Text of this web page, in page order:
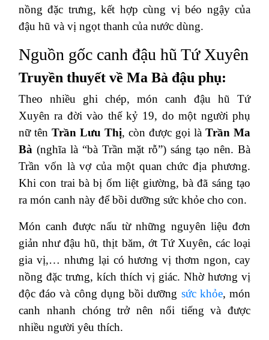
nồng đặc trưng, kết hợp cùng vị béo ngậy của
đậu hũ và vị ngọt thanh của nước dùng.
Nguồn gốc canh đậu hũ Tứ Xuyên
Truyền thuyết về Ma Bà đậu phụ:
Theo nhiều ghi chép, món canh đậu hũ Tứ
Xuyên ra đời vào thế kỷ 19, do một người phụ
nữ tên Trần Lưu Thị, còn được gọi là Trần Ma
Bà (nghĩa là “bà Trần mặt rỗ”) sáng tạo nên. Bà
Trần vốn là vợ của một quan chức địa phương.
Khi con trai bà bị ốm liệt giường, bà đã sáng tạo
ra món canh này để bồi dưỡng sức khỏe cho con.
Món canh được nấu từ những nguyên liệu đơn
giản như đậu hũ, thịt băm, ớt Tứ Xuyên, các loại
gia vị,… nhưng lại có hương vị thơm ngon, cay
nồng đặc trưng, kích thích vị giác. Nhờ hương vị
độc đáo và công dụng bồi dưỡng sức khỏe, món
canh nhanh chóng trở nên nổi tiếng và được
nhiều người yêu thích.